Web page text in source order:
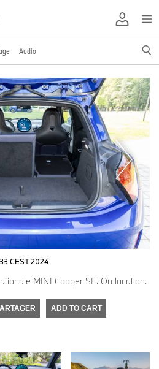
Audio
CEST 2024
MINI Cooper SE. On location.
ADD TO CART